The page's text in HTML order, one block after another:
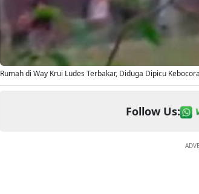
Rumah di Way Krui Ludes Terbakar, Diduga Dipicu
Follow Us: